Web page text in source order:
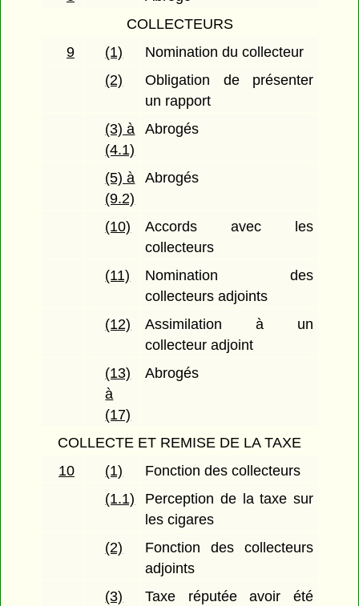
COLLECTEURS
9
(1)
Nomination du collecteur
(2)
Obligation de présenter
un rapport
(3) à
(4.1)
Abrogés
(5) à
(9.2)
Abrogés
(10)
Accords avec les
collecteurs
(11)
Nomination des
collecteurs adjoints
(12)
Assimilation à un
collecteur adjoint
(13)
à
(17)
Abrogés
COLLECTE ET REMISE DE LA TAXE
10
(1)
Fonction des collecteurs
(1.1)
Perception de la taxe sur
les cigares
(2)
Fonction des collecteurs
adjoints
(3)
Taxe réputée avoir été